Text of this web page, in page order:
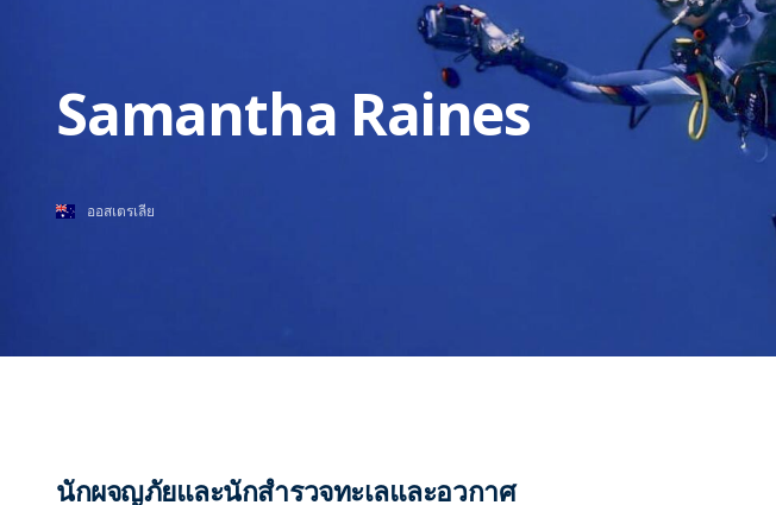
Samantha Raines
ออสเตรเลีย
นักผจญภัยและนักสำรวจทะเลและอวกาศ